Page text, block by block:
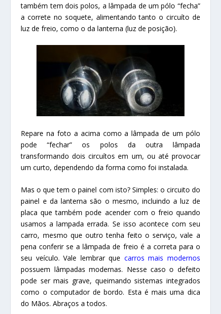
também tem dois polos, a lâmpada de um pólo “fecha”
a correte no soquete, alimentando tanto o circuíto de
luz de freio, como o da lanterna (luz de posição).
Repare na foto a acima como a lâmpada de um pólo
pode “fechar” os polos da outra lâmpada
transformando dois circuítos em um, ou até provocar
um curto, dependendo da forma como foi instalada.
Mas o que tem o painel com isto? Simples: o circuito do
painel e da lanterna são o mesmo, incluindo a luz de
placa que também pode acender com o freio quando
usamos a lampada errada. Se isso acontece com seu
carro, mesmo que outro tenha feito o serviço, vale a
pena conferir se a lâmpada de freio é a correta para o
seu veículo. Vale lembrar que carros mais modernos
possuem lâmpadas modernas. Nesse caso o defeito
pode ser mais grave, queimando sistemas integrados
como o computador de bordo. Esta é mais uma dica
do Mãos. Abraços a todos.